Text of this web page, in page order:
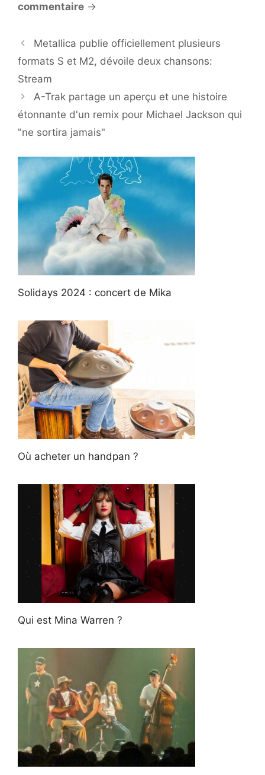
commentaire →
Metallica publie officiellement plusieurs
formats S et M2, dévoile deux chansons:
Stream
A-Trak partage un aperçu et une histoire
étonnante d'un remix pour Michael Jackson qui
"ne sortira jamais"
Solidays 2024 : concert de Mika
Où acheter un handpan ?
Qui est Mina Warren ?